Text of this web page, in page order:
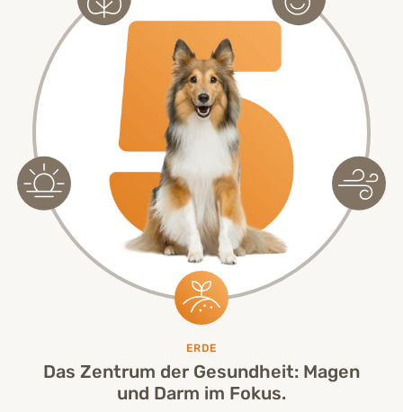
ERDE
Das Zentrum der Gesundheit: Magen
und Darm im Fokus.